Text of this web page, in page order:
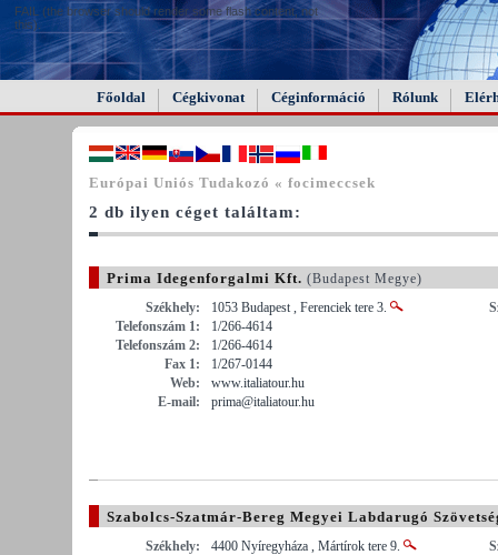
FAIL (the browser should render some flash content, not
this).
Főoldal Cégkivonat Céginformáció Rólunk
Európai Uniós Tudakozó « focimeccsek
2 db ilyen céget találtam:
Prima Idegenforgalmi Kft. (Budapest Megye)
Székhely:
1053 Budapest , Ferenciek tere 3.
Telefonszám 1:
1/266-4614
Telefonszám 2:
1/266-4614
Fax 1:
1/267-0144
Web:
www.italiatour.hu
E-mail:
prima@italiatour.hu
Szabolcs-Szatmár-Bereg Megyei Labdarugó
Székhely:
4400 Nyíregyháza , Mártírok tere 9.